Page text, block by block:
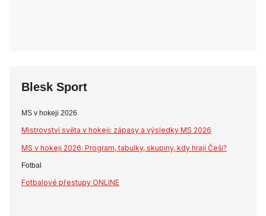
Blesk Sport
MS v hokeji 2026
Mistrovství světa v hokeji: zápasy a výsledky MS 2026
MS v hokeji 2026: Program, tabulky, skupiny, kdy hrají Češi?
Fotbal
Fotbalové přestupy ONLINE